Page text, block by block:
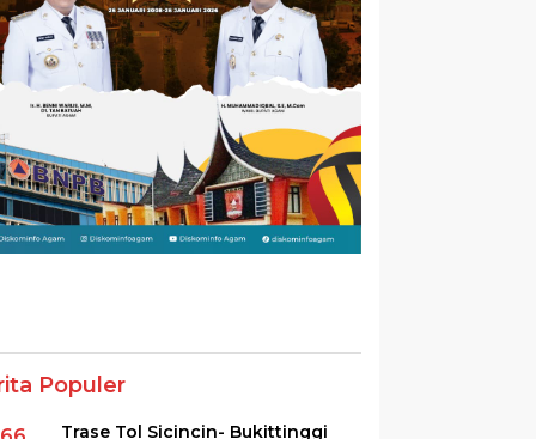
Populer
Trase Tol Sicincin- Bukittinggi